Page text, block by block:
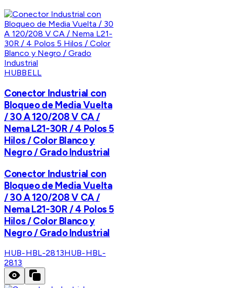
HUBBELL
Conector Industrial con
Bloqueo de Media Vuelta
/ 30 A 120/208 V CA /
Nema L21-30R / 4 Polos 5
Hilos / Color Blanco y
Negro / Grado Industrial
Conector Industrial con
Bloqueo de Media Vuelta
/ 30 A 120/208 V CA /
Nema L21-30R / 4 Polos 5
Hilos / Color Blanco y
Negro / Grado Industrial
HUB-HBL-2813HUB-HBL-
2813